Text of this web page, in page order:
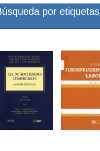
por etiquetas